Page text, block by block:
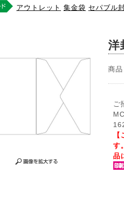
アウトレット 集金袋 セパブル
洋
商
ご
す
品